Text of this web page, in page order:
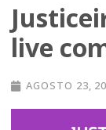
live
AGOSTO 23,